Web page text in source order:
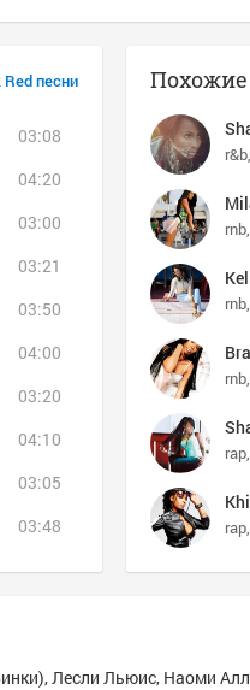
песни
03:08
04:20
03:00
03:21
03:50
04:00
03:20
04:10
03:05
03:48
r&b
rnb
rnb
rnb
rap
rap
Лесли Льюис, Наоми